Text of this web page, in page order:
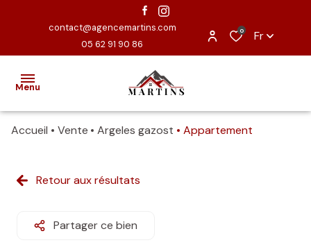
contact@agencemartins.com
05 62 91 90 86
0 Fr
Menu
EXCLUSIVITÉS
ESTIMATION
Accueil Vente Argeles gazost Appartement
Retour aux résultats
Partager ce bien